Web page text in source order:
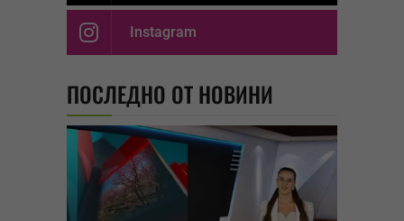
Instagram
ПОСЛЕДНО ОТ НОВИНИ